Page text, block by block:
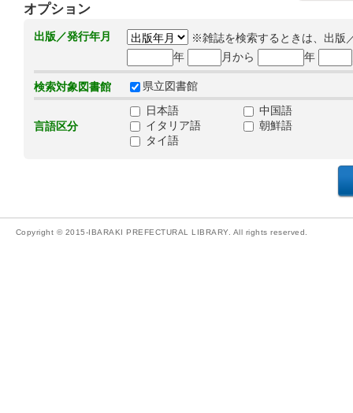
オプション
出版／発行年月
※雑誌を検索するときは、出版
年
月から 年
検索対象図書館 県立図書館
言語区分
日本語
中国語
イタリア語
朝鮮語
タイ語
Copyright © 2015-IBARAKI PREFECTURAL LIBRARY. All rights reserved.